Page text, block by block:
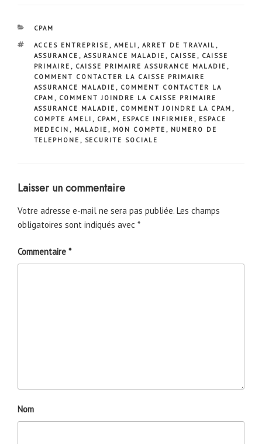
CATÉGORIES
CPAM
ÉTIQUETTES
ACCES ENTREPRISE , AMELI , ARRET DE TRAVAIL ,
ASSURANCE , ASSURANCE MALADIE , CAISSE , CAISSE
PRIMAIRE , CAISSE PRIMAIRE ASSURANCE MALADIE ,
COMMENT CONTACTER LA CAISSE PRIMAIRE
ASSURANCE MALADIE , COMMENT CONTACTER LA
CPAM , COMMENT JOINDRE LA CAISSE PRIMAIRE
ASSURANCE MALADIE , COMMENT JOINDRE LA CPAM ,
COMPTE AMELI , CPAM , ESPACE INFIRMIER , ESPACE
MEDECIN , MALADIE , MON COMPTE , NUMERO DE
TELEPHONE , SECURITE SOCIALE
Laisser un commentaire
Votre adresse e-mail ne sera pas publiée. Les champs
obligatoires sont indiqués avec *
Commentaire *
Nom